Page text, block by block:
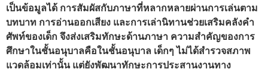
เป็นข้อมูลได้ การสัมผัสกับภาษาที่หลากหลายผ่านการเล่นตาม
บทบาท การอ่านออกเสียง และการเล่านิทานช่วยเสริมคลังคำ
ศัพท์ของเด็ก จึงส่งเสริมทักษะด้านภาษา ความสำคัญของการ
ศึกษาในชั้นอนุบาลคือในชั้นอนุบาล เด็กๆ ไม่ได้สำรวจสภาพ
แวดล้อมเท่านั้น แต่ยังพัฒนาทักษะการประสานงานทาง